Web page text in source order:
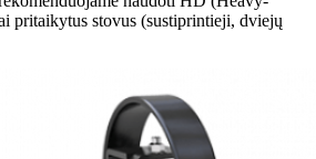
pritaikytus stovus (sustiprintieji, dviejų